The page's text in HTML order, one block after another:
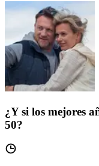
¿Y si los mejores
50?